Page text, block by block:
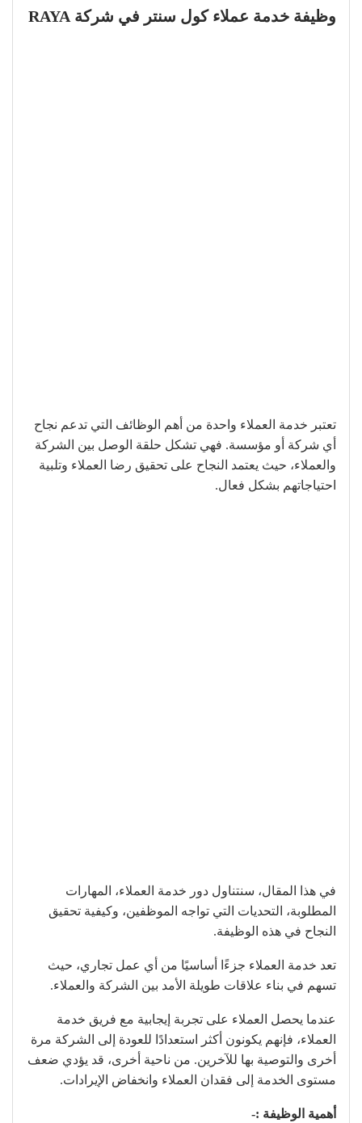
وظيفة خدمة عملاء كول سنتر في شركة RAYA
تعتبر خدمة العملاء واحدة من أهم الوظائف التي تدعم نجاح
أي شركة أو مؤسسة. فهي تشكل حلقة الوصل بين الشركة
والعملاء، حيث يعتمد النجاح على تحقيق رضا العملاء وتلبية
احتياجاتهم بشكل فعال.
في هذا المقال، سنتناول دور خدمة العملاء، المهارات
المطلوبة، التحديات التي تواجه الموظفين، وكيفية تحقيق
النجاح في هذه الوظيفة.
تعد خدمة العملاء جزءًا أساسيًا من أي عمل تجاري، حيث
تسهم في بناء علاقات طويلة الأمد بين الشركة والعملاء.
عندما يحصل العملاء على تجربة إيجابية مع فريق خدمة
العملاء، فإنهم يكونون أكثر استعدادًا للعودة إلى الشركة مرة
أخرى والتوصية بها للآخرين. من ناحية أخرى، قد يؤدي ضعف
مستوى الخدمة إلى فقدان العملاء وانخفاض الإيرادات.
أهمية الوظيفة :-